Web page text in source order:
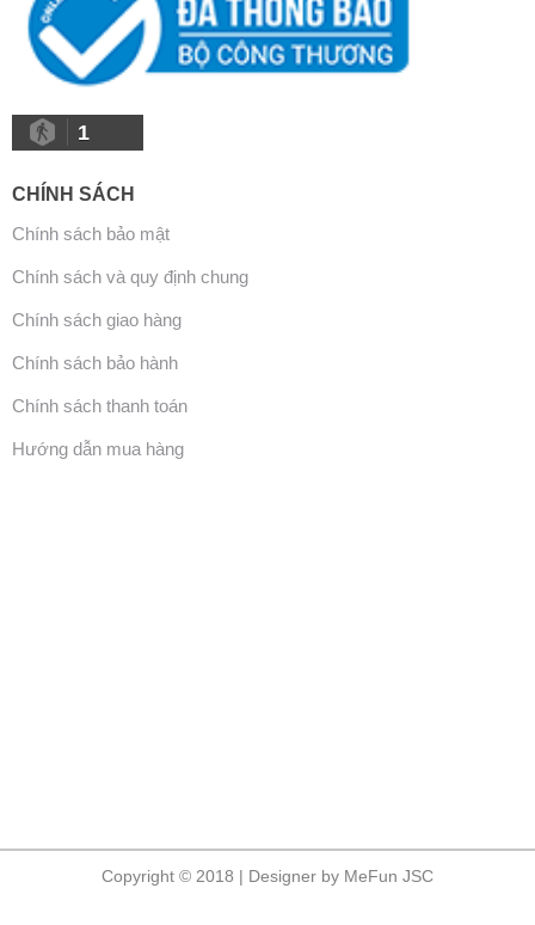
1
CHÍNH SÁCH
Chính sách bảo mật
Chính sách và quy định chung
Chính sách giao hàng
Chính sách bảo hành
Chính sách thanh toán
Hướng dẫn mua hàng
Copyright © 2018 | Designer by MeFun JSC